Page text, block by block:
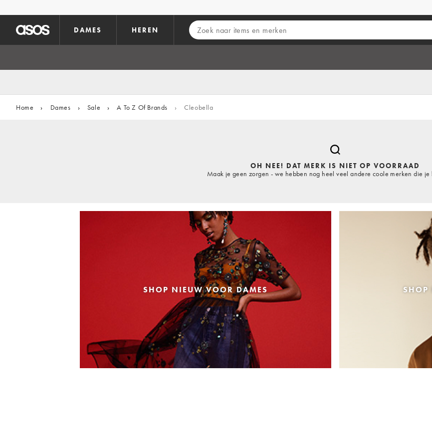
DAMES HEREN
Home › Dames › Sale › A To Z Of Brands › Cleobella
OH NEE! DAT MERK IS NIET OP VOORRAAD
Maak je geen zorgen - we hebben nog heel veel andere coole merken die je
SHOP NIEUW VOOR DAMES SHOP